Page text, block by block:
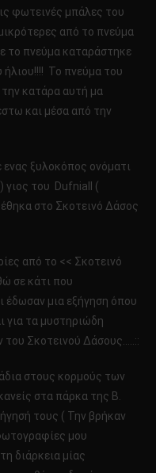
φωτεινές μπάλες του
από το πνεύμα
το πνεύμα καταράστηκε
Το πνεύμα του
κατάρα αυτή μα
και μέσα από την
ενας ξυλοκόπος ονόματι
του Dufniall (
στο Σκοτεινό Δάσος
από το << Σκοτεινό
σε κάτι που
έδωσαν μια εξήγηση όπου
για τα μυστηριώδη
Σκοτεινού Δάσους…..::
στους κορμούς των
στα πάρκα της Β.
τους ( Την βρήκαν
μου
διάρκεια μίας